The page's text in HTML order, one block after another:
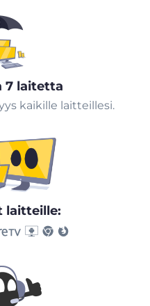
7 laitetta
kaikille laitteillesi.
laitteille: